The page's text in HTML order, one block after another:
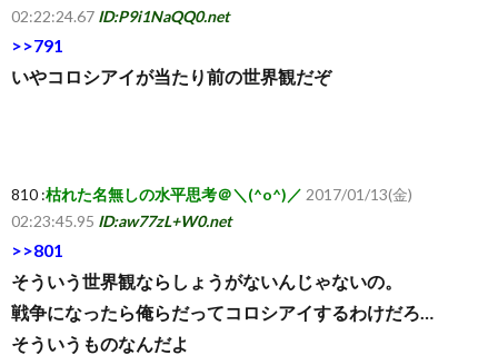
02:22:24.67 ID:P9i1NaQQ0.net
>>791
いやコロシアイが当たり前の世界観だぞ
810 :枯れた名無しの水平思考＠＼(^o^)／ 2017/01/13(金)
02:23:45.95 ID:aw77zL+W0.net
>>801
そういう世界観ならしょうがないんじゃないの。
戦争になったら俺らだってコロシアイするわけだろ…
そういうものなんだよ